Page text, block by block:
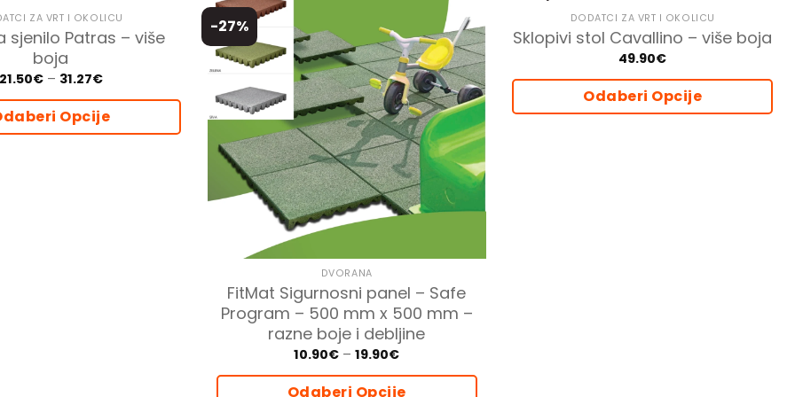
ZA VRT I OKOLICU
sjenilo Patras – više
boja
21.50€ – 31.27€Price
21.50€
through
31.27€
Opcije
-27%
DVORANA
FitMat Sigurnosni panel – Safe
Program – 500 mm x 500 mm –
razne boje i debljine
10.90€ – 19.90€Price
10.90€
through
Odaberi Opcije
DODATCI ZA VRT I OKOLICU
Sklopivi stol Cavallino – više boja
49.90€
Odaberi Opcije